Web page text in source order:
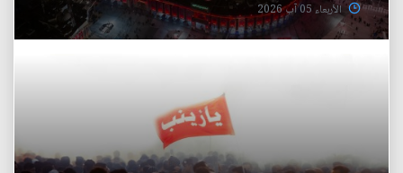
الأربعاء 05 آب 2026